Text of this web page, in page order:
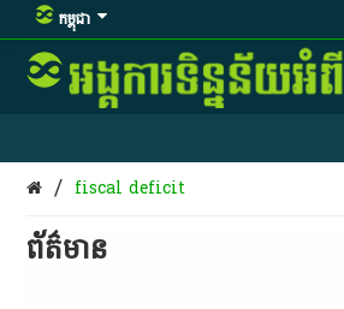
កម្ពុជា
/ fiscal deficit
ព័ត៌មាន​